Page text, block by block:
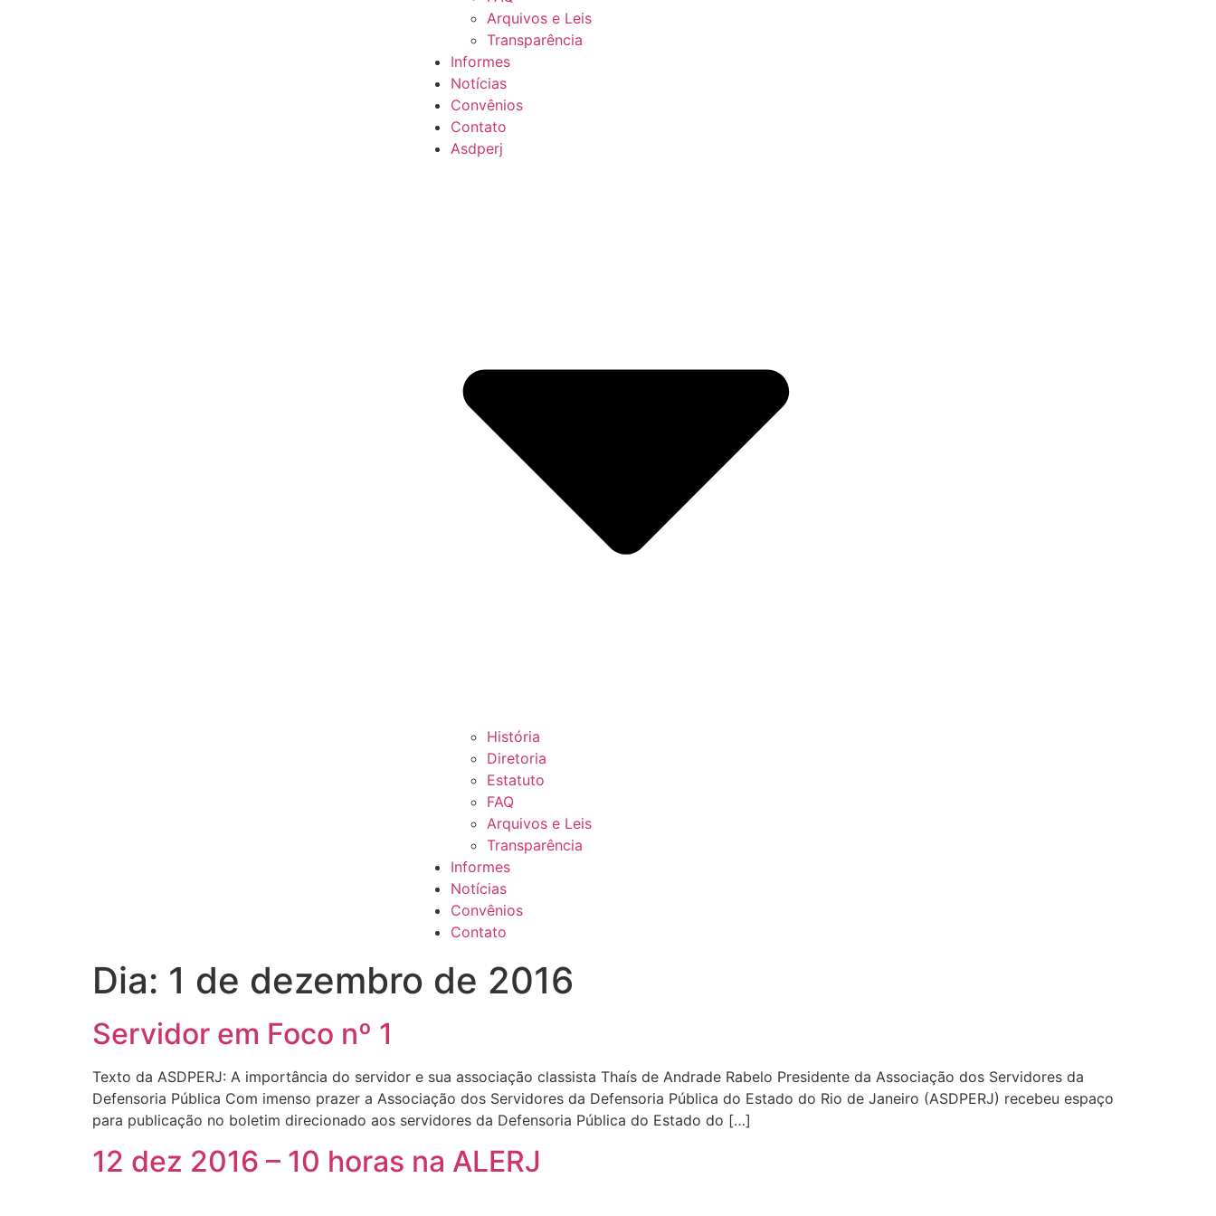
Arquivos e Leis
Transparência
Informes
Notícias
Convênios
Contato
Asdperj
História
Diretoria
Estatuto
FAQ
Arquivos e Leis
Transparência
Informes
Notícias
Convênios
Contato
Dia: 1 de dezembro de 2016
Servidor em Foco nº 1
Texto da ASDPERJ: A importância do servidor e sua associação classista Thaís de Andrade Rabelo Presidente da Associação dos Servidores da
Defensoria Pública Com imenso prazer a Associação dos Servidores da Defensoria Pública do Estado do Rio de Janeiro (ASDPERJ) recebeu espaço
para publicação no boletim direcionado aos servidores da Defensoria Pública do Estado do […]
12 dez 2016 – 10 horas na ALERJ